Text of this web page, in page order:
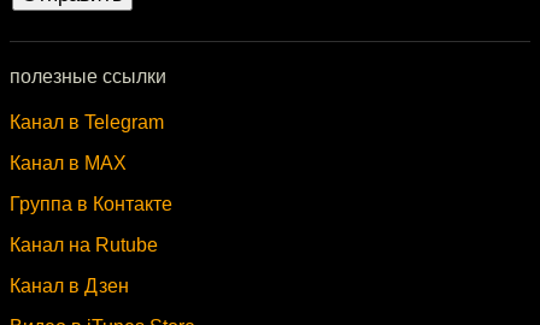
полезные ссылки
Канал в Telegram
Канал в MAX
Группа в Контакте
Канал на Rutube
Канал в Дзен